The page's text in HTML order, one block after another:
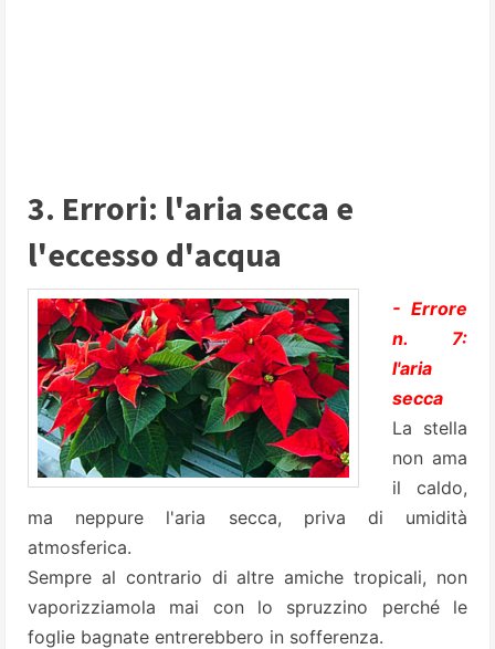
3. Errori: l'aria secca e
l'eccesso d'acqua
- Errore
n. 7:
l'aria
secca
La stella
non ama
il caldo,
ma neppure l'aria secca, priva di umidità
atmosferica.
Sempre al contrario di altre amiche tropicali, non
vaporizziamola mai con lo spruzzino perché le
foglie bagnate entrerebbero in sofferenza.